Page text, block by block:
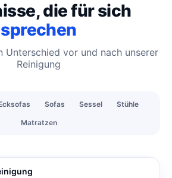
die für sich
sprechen
Unterschied vor und nach unserer
Reinigung
Sofas Sessel Stühle
Matratzen